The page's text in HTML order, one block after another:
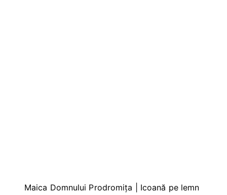
Maica Domnului Prodromița | Icoană pe lemn